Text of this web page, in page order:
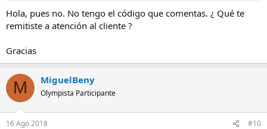
Hola, pues no. No tengo el código que comentas. ¿ Qué te
remitiste a atención al cliente ?
Gracias
M MiguelBeny
Olympista Participante
16 Ago 2018 #10